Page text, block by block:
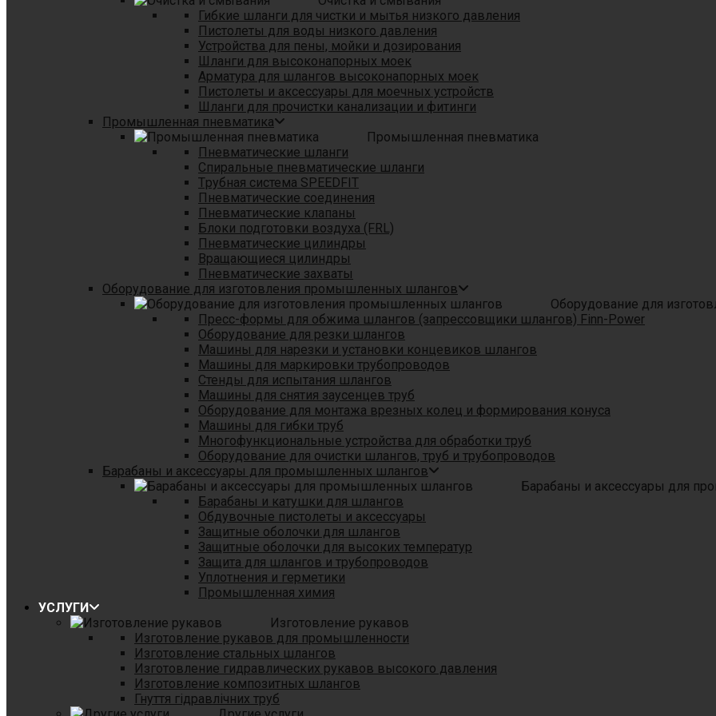
Гибкие шланги для чистки и мытья низкого давления
Пистолеты для воды низкого давления
Устройства для пены, мойки и дозирования
Шланги для высоконапорных моек
Арматура для шлангов высоконапорных моек
Пистолеты и аксессуары для моечных устройств
Шланги для прочистки канализации и фитинги
Промышленная пневматика
Промышленная пневматика
Пневматические шланги
Спиральные пневматические шланги
Tрубная система SPEEDFIT
Пневматические соединения
Пневматические клапаны
Блоки подготовки воздуха (FRL)
Пневматические цилиндры
Вращающиеся цилиндры
Пневматические захваты
Оборудование для изготовления промышленных шлангов
Оборудование для
Пресс-формы для обжима шлангов (запрессовщики шлангов) Finn-Power
Оборудование для резки шлангов
Машины для нарезки и установки концевиков шлангов
Машины для маркировки трубопроводов
Стенды для испытания шлангов
Машины для снятия заусенцев труб
Оборудование для монтажа врезных колец и формирования конуса
Машины для гибки труб
Многофункциональные устройства для обработки труб
Оборудование для очистки шлангов, труб и трубопроводов
Барабаны и аксессуары для промышленных шлангов
Барабаны и аксессуары для
Барабаны и катушки для шлангов
Обдувочные пистолеты и аксессуары
Защитные оболочки для шлангов
Защитные оболочки для высоких температур
Защита для шлангов и трубопроводов
Уплотнения и герметики
Промышленная химия
УСЛУГИ
Изготовление рукавов
Изготовление рукавов для промышленности
Изготовление стальных шлангов
Изготовление гидравлических рукавов высокого давления
Изготовление композитных шлангов
Гнуття гідравлічних труб